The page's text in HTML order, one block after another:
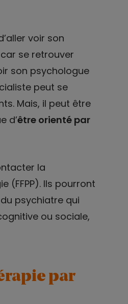
voir son
se retrouver
son psychologue
peut se
Mais, il peut être
d’être orienté par
la
(FFPP). Ils pourront
psychiatre qui
ou sociale,
par